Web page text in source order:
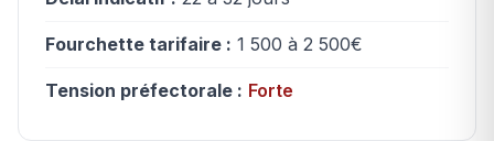
Fourchette tarifaire : 1 500 à 2 500€
Tension préfectorale : Forte